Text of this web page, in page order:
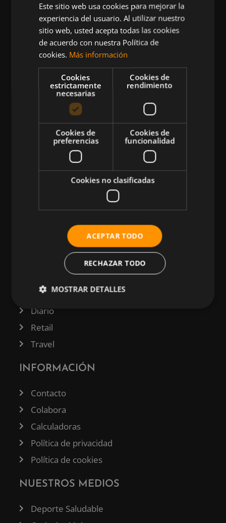
Queremos mantenerte al día en temas de
deportes, fitness, nutrición, salud, recetas
saludables y tecnología aplicada al deporte y la
vida sana.
CATEGORÍAS
Atletismo
Musculación
Más Deportes
Tecnología
Diario
Retail
Travel
INFORMACIÓN
Contacto
Colabora
Calculadoras
Política de privacidad
Política de cookies
NUESTROS MEDIOS
Deporte Saludable
Este sitio web usa cookies para mejorar la
experiencia del usuario. Al utilizar nuestro
sitio web, usted acepta todas las cookies
de acuerdo con nuestra Política de
cookies. Más información
Cookies
estrictamente
necesarias
Cookies de
rendimiento
Cookies de
preferencias
Cookies de
funcionalidad
Cookies no clasificadas
ACEPTAR TODO
RECHAZAR TODO
MOSTRAR DETALLES